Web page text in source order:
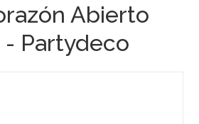
Abierto
- Partydeco